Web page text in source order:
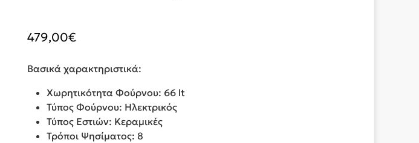
479,00€
Βασικά χαρακτηριστικά:
Χωρητικότητα Φούρνου: 66 lt
Τύπος Φούρνου: Ηλεκτρικός
Τύπος Εστιών: Κεραμικές
Τρόποι Ψησίματος: 8